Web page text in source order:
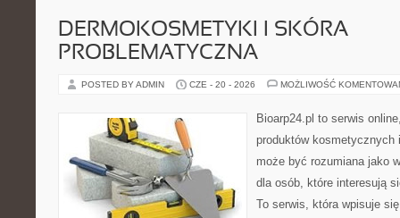
DERMOKOSMETYKI I SKÓRA
PROBLEMATYCZNA
POSTED BY ADMIN CZE - 20 - 2026 MOŻLIWOŚĆ
Bioarp24.pl to serwis
produktów kosmetycznych
może być rozumiana jako
dla osób, które interesują
To serwis, która wpisuje